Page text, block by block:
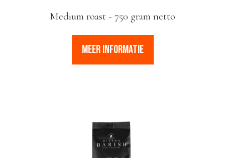
Medium roast - 750 gram netto
MEER INFORMATIE